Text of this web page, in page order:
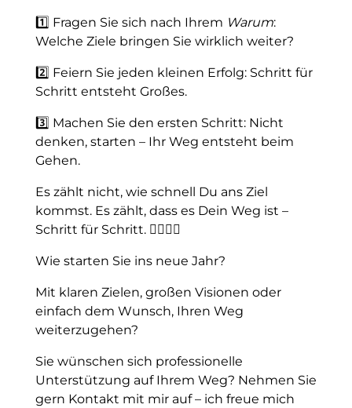
1️⃣ Fragen Sie sich nach Ihrem Warum:
Welche Ziele bringen Sie wirklich weiter?
2️⃣ Feiern Sie jeden kleinen Erfolg: Schritt für
Schritt entsteht Großes.
3️⃣ Machen Sie den ersten Schritt: Nicht
denken, starten – Ihr Weg entsteht beim
Gehen.
Es zählt nicht, wie schnell Du ans Ziel
kommst. Es zählt, dass es Dein Weg ist –
Schritt für Schritt. 🚶‍♂️🚶‍♀️
Wie starten Sie ins neue Jahr?
Mit klaren Zielen, großen Visionen oder
einfach dem Wunsch, Ihren Weg
weiterzugehen?
Sie wünschen sich professionelle
Unterstützung auf Ihrem Weg? Nehmen Sie
gern Kontakt mit mir auf – ich freue mich